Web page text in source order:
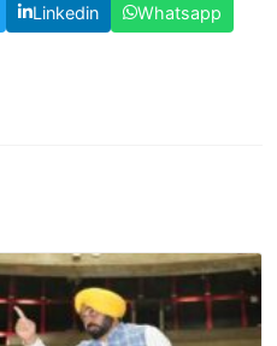
Linkedin
Whatsapp